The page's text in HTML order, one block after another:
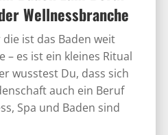
Wellnessbranche
ist das Baden weit
– es ist ein kleines Ritual
wusstest Du, dass sich
auch ein Beruf
Spa und Baden sind